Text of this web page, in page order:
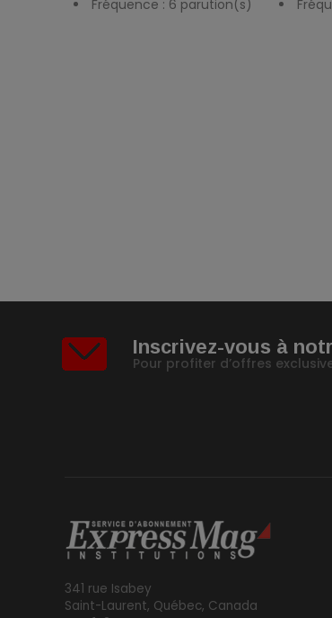
Fréquence : 6 parution(s)
Inscrivez-vous à
Pour profiter d’offres
341 rue Isabey
Saint-Laurent, Québec, Canada